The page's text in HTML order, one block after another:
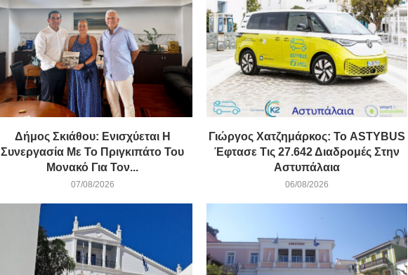
Δήμος Σκιάθου: Ενισχύεται Η
Συνεργασία Με Το Πριγκιπάτο Του
Μονακό Για Τον...
07/08/2026
Γιώργος Χατζημάρκος: Το ASTYBUS
Έφτασε Τις 27.642 Διαδρομές Στην
Αστυπάλαια
06/08/2026